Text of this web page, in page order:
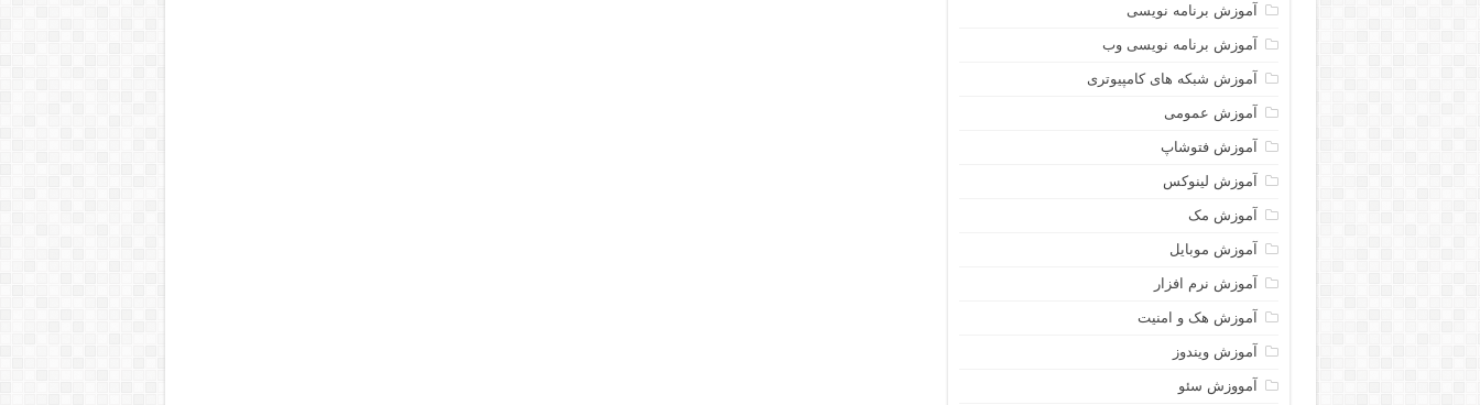
آموزش برنامه نویسی
آموزش برنامه نویسی وب
آموزش شبکه های کامپیوتری
آموزش عمومی
آموزش فتوشاپ
آموزش لینوکس
آموزش مک
آموزش موبایل
آموزش نرم افزار
آموزش هک و امنیت
آموزش ویندوز
آمووزش سئو